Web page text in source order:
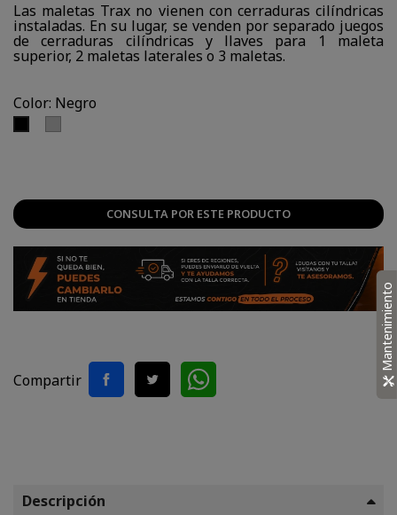
Las maletas Trax no vienen con cerraduras cilíndricas
instaladas. En su lugar, se venden por separado juegos
de cerraduras cilíndricas y llaves para 1 maleta
superior, 2 maletas laterales o 3 maletas.
Color: Negro
CONSULTA POR ESTE PRODUCTO
Compartir
Descripción
Mantenimiento